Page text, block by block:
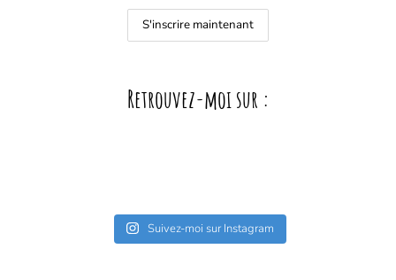
Retrouvez-moi sur :
Suivez-moi sur Instagram